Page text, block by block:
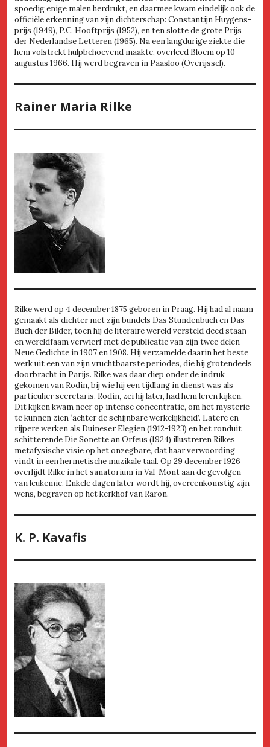
spoedig enige malen herdrukt, en daarmee kwam eindelijk ook de
officiële erkenning van zijn dichterschap: Constantijn Huygens-
prijs (1949), P.C. Hooftprijs (1952), en ten slotte de grote Prijs
der Nederlandse Letteren (1965). Na een langdurige ziekte die
hem volstrekt hulpbehoevend maakte, overleed Bloem op 10
augustus 1966. Hij werd begraven in Paasloo (Overijssel).
Rainer Maria Rilke
Rilke werd op 4 december 1875 geboren in Praag. Hij had al naam
gemaakt als dichter met zijn bundels Das Stundenbuch en Das
Buch der Bilder, toen hij de literaire wereld versteld deed staan
en wereldfaam verwierf met de publicatie van zijn twee delen
Neue Gedichte in 1907 en 1908. Hij verzamelde daarin het beste
werk uit een van zijn vruchtbaarste periodes, die hij grotendeels
doorbracht in Parijs. Rilke was daar diep onder de indruk
gekomen van Rodin, bij wie hij een tijdlang in dienst was als
particulier secretaris. Rodin, zei hij later, had hem leren kijken.
Dit kijken kwam neer op intense concentratie, om het mysterie
te kunnen zien ‘achter de schijnbare werkelijkheid’. Latere en
rijpere werken als Duineser Elegien (1912-1923) en het ronduit
schitterende Die Sonette an Orfeus (1924) illustreren Rilkes
metafysische visie op het onzegbare, dat haar verwoording
vindt in een hermetische muzikale taal. Op 29 december 1926
overlijdt Rilke in het sanatorium in Val-Mont aan de gevolgen
van leukemie. Enkele dagen later wordt hij, overeenkomstig zijn
wens, begraven op het kerkhof van Raron.
K. P. Kavafis